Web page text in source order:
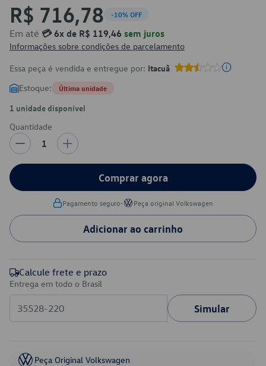
R$ 716,78 -10% OFF
Em até 💳 6x de R$ 119,46 sem juros
Informações sobre condições de parcelamento
Essa peça é vendida e entregue por: Itacuã
Estoque: Última unidade
1 unidade disponível
Quantidade
1
Comprar agora
Pagamento seguro• Peça original Volkswagen
Adicionar ao carrinho
Calcule frete e prazo
Entrega em todo o Brasil
Simular
Peça Original Volkswagen